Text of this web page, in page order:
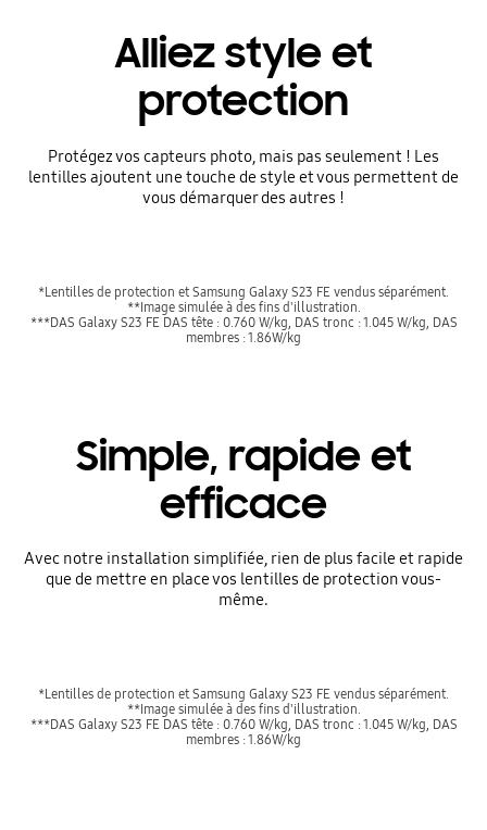
Alliez style et
protection
Protégez vos capteurs photo, mais pas seulement ! Les
lentilles ajoutent une touche de style et vous permettent de
vous démarquer des autres !
*Lentilles de protection et Samsung Galaxy S23 FE vendus séparément.
**Image simulée à des fins d'illustration.
***DAS Galaxy S23 FE DAS tête : 0.760 W/kg, DAS tronc : 1.045 W/kg, DAS
membres : 1.86W/kg
Simple, rapide et
efficace
Avec notre installation simplifiée, rien de plus facile et rapide
que de mettre en place vos lentilles de protection vous-
même.
*Lentilles de protection et Samsung Galaxy S23 FE vendus séparément.
**Image simulée à des fins d'illustration.
***DAS Galaxy S23 FE DAS tête : 0.760 W/kg, DAS tronc : 1.045 W/kg, DAS
membres : 1.86W/kg